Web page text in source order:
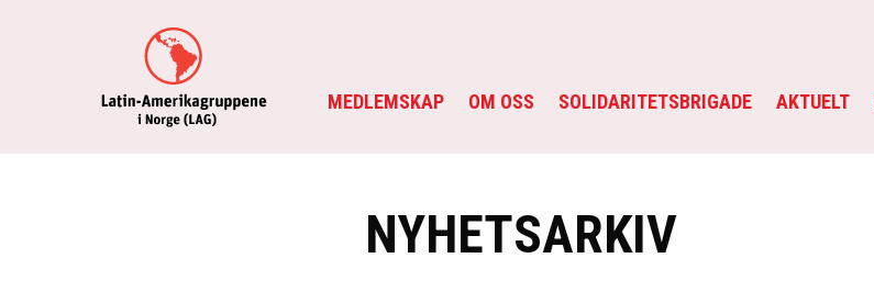
MEDLEMSKAP OM OSS SOLIDARITETSBRIGADE AKTUELT
NYHETSARKIV